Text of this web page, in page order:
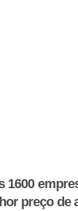
1600
preço de